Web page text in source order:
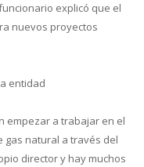
explicó que el
nuevos proyectos
entidad
empezar a trabajar en el
gas natural a través del
director y hay muchos